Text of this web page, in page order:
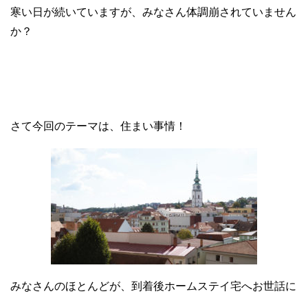
寒い日が続いていますが、みなさん体調崩されていません
か？
さて今回のテーマは、住まい事情！
みなさんのほとんどが、到着後ホームステイ宅へお世話に